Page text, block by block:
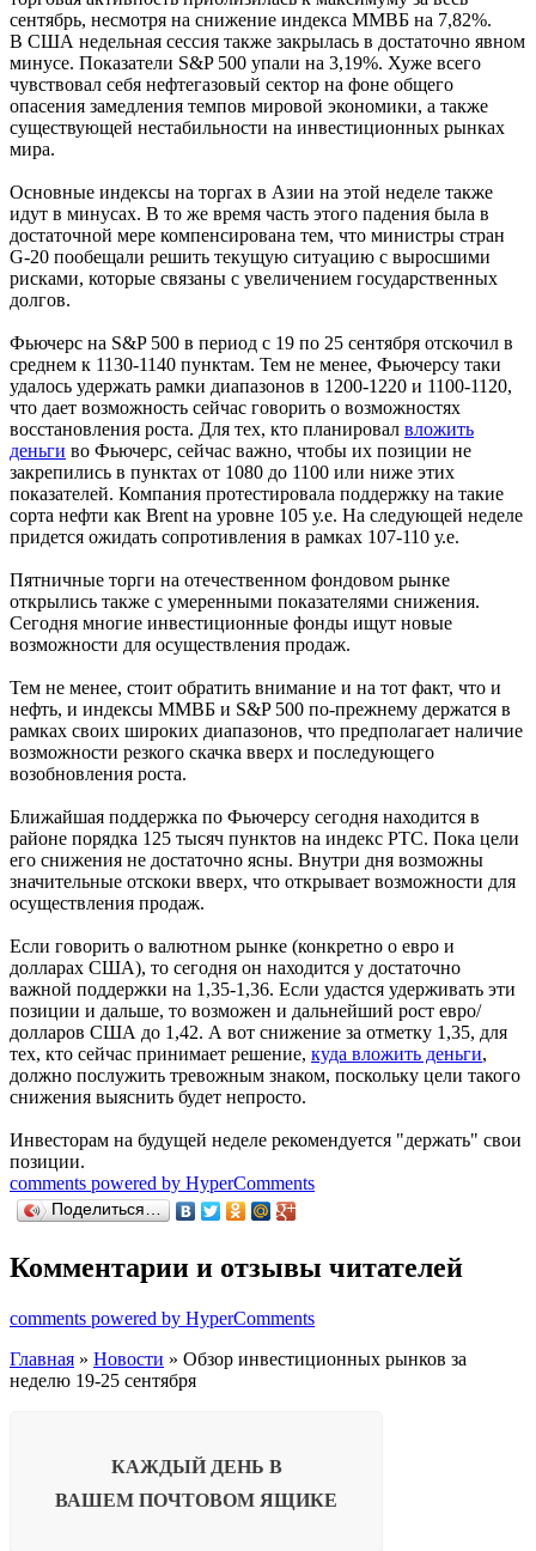
сентябрь, несмотря на снижение индекса ММВБ на 7,82%.
В США недельная сессия также закрылась в достаточно явном
минусе. Показатели S&P 500 упали на 3,19%. Хуже всего
чувствовал себя нефтегазовый сектор на фоне общего
опасения замедления темпов мировой экономики, а также
существующей нестабильности на инвестиционных рынках
мира.
Основные индексы на торгах в Азии на этой неделе также
идут в минусах. В то же время часть этого падения была в
достаточной мере компенсирована тем, что министры стран
G-20 пообещали решить текущую ситуацию с выросшими
рисками, которые связаны с увеличением государственных
долгов.
Фьючерс на S&P 500 в период с 19 по 25 сентября отскочил в
среднем к 1130-1140 пунктам. Тем не менее, Фьючерсу таки
удалось удержать рамки диапазонов в 1200-1220 и 1100-1120,
что дает возможность сейчас говорить о возможностях
восстановления роста. Для тех, кто планировал вложить
деньги во Фьючерс, сейчас важно, чтобы их позиции не
закрепились в пунктах от 1080 до 1100 или ниже этих
показателей. Компания протестировала поддержку на такие
сорта нефти как Brent на уровне 105 у.е. На следующей неделе
придется ожидать сопротивления в рамках 107-110 у.е.
Пятничные торги на отечественном фондовом рынке
открылись также с умеренными показателями снижения.
Сегодня многие инвестиционные фонды ищут новые
возможности для осуществления продаж.
Тем не менее, стоит обратить внимание и на тот факт, что и
нефть, и индексы ММВБ и S&P 500 по-прежнему держатся в
рамках своих широких диапазонов, что предполагает наличие
возможности резкого скачка вверх и последующего
возобновления роста.
Ближайшая поддержка по Фьючерсу сегодня находится в
районе порядка 125 тысяч пунктов на индекс РТС. Пока цели
его снижения не достаточно ясны. Внутри дня возможны
значительные отскоки вверх, что открывает возможности для
осуществления продаж.
Если говорить о валютном рынке (конкретно о евро и
долларах США), то сегодня он находится у достаточно
важной поддержки на 1,35-1,36. Если удастся удерживать эти
позиции и дальше, то возможен и дальнейший рост евро/
долларов США до 1,42. А вот снижение за отметку 1,35, для
тех, кто сейчас принимает решение, куда вложить деньги,
должно послужить тревожным знаком, поскольку цели такого
снижения выяснить будет непросто.
Инвесторам на будущей неделе рекомендуется "держать" свои
позиции.
comments powered by HyperComments
Поделиться…
Комментарии и отзывы читателей
comments powered by HyperComments
Главная » Новости » Обзор инвестиционных рынков за
неделю 19-25 сентября
КАЖДЫЙ ДЕНЬ В
ВАШЕМ ПОЧТОВОМ ЯЩИКЕ